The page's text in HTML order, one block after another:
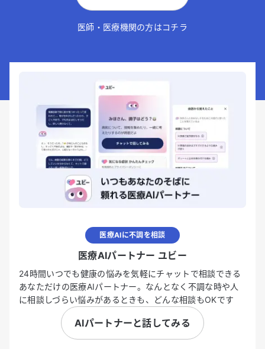
医師・医療機関の方はコチラ
医療AIに不調を相談
医療AIパートナー ユビー
24時間いつでも健康の悩みを気軽にチャットで相談できる
あなただけの医療AIパートナー。なんとなく不調な時や人
に相談しづらい悩みがあるときも、どんな相談もOKです
AIパートナーと話してみる